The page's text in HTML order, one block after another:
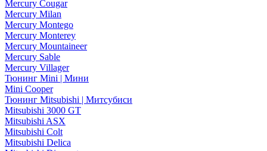
Mercury Cougar
Mercury Milan
Mercury Montego
Mercury Monterey
Mercury Mountaineer
Mercury Sable
Mercury Villager
Тюнинг Mini | Мини
Mini Cooper
Тюнинг Mitsubishi | Митсубиси
Mitsubishi 3000 GT
Mitsubishi ASX
Mitsubishi Colt
Mitsubishi Delica